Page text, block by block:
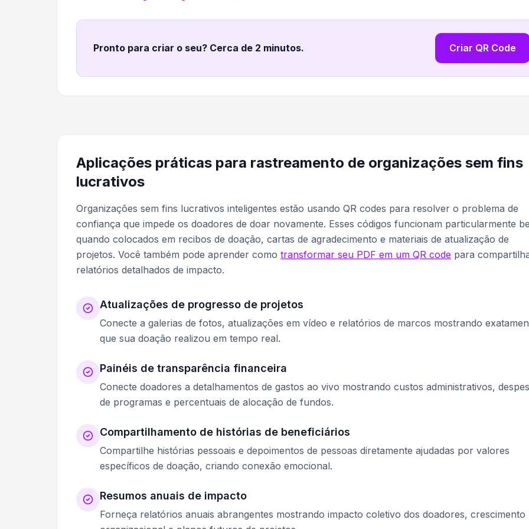
Pronto para criar o seu? Cerca de 2 minutos. Criar QR Code
Aplicações práticas para rastreamento de organizações sem fins
lucrativos
Organizações sem fins lucrativos inteligentes estão usando QR codes para resolver o problema de
confiança que impede os doadores de doar novamente. Esses códigos funcionam particularmente
quando colocados em recibos de doação, cartas de agradecimento e materiais de atualização de
projetos. Você também pode aprender como transformar seu PDF em um QR code para
relatórios detalhados de impacto.
Atualizações de progresso de projetos
Conecte a galerias de fotos, atualizações em vídeo e relatórios de marcos mostrando
que sua doação realizou em tempo real.
Painéis de transparência financeira
Conecte doadores a detalhamentos de gastos ao vivo mostrando custos administrativos,
de programas e percentuais de alocação de fundos.
Compartilhamento de histórias de beneficiários
Compartilhe histórias pessoais e depoimentos de pessoas diretamente ajudadas por valores
específicos de doação, criando conexão emocional.
Resumos anuais de impacto
Forneça relatórios anuais abrangentes mostrando impacto coletivo dos doadores, crescimento